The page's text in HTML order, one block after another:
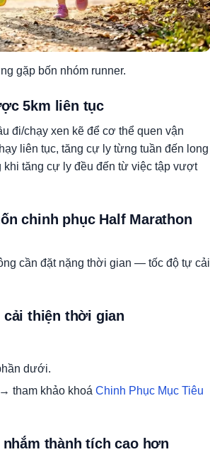
gặp bốn nhóm runner.
5km liên tục
đi/chạy xen kẽ để cơ thể quen vận
liên tục, tăng cự ly từng tuần đến long
tăng cự ly đều đến từ việc tập vượt
chinh phục Half Marathon
cần đặt nặng thời gian — tốc độ tự cải
cải thiện thời gian
dưới.
tham khảo khoá Chinh Phục Mục Tiêu
thành tích cao hơn